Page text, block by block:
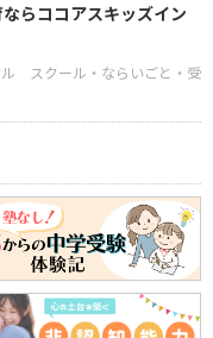
らココアスキッズイン
スクール・ならいごと・受